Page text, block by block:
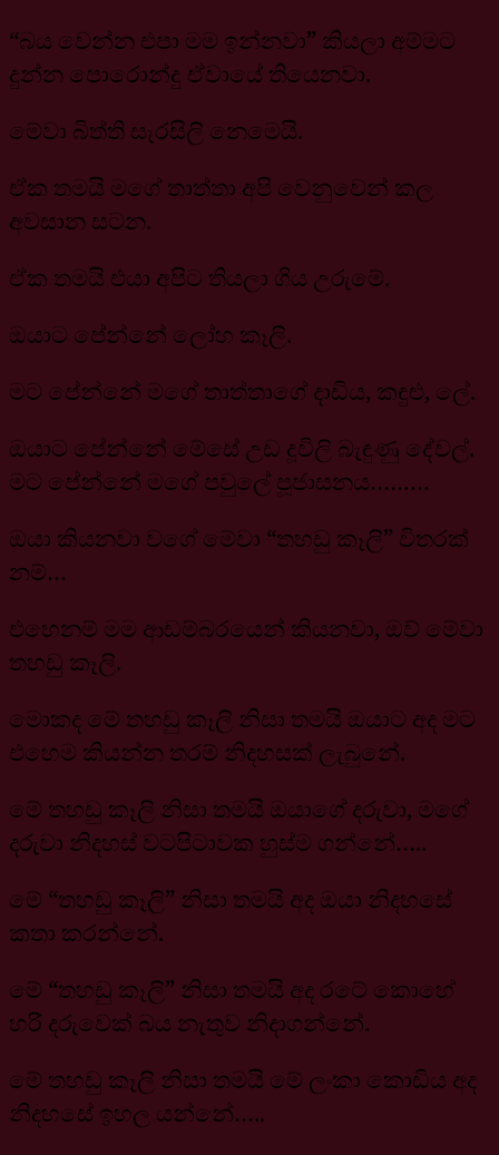
“බය වෙන්න එපා මම ඉන්නවා” කියලා අම්මට
දුන්න පොරොන්දු ඒවායේ තියෙනවා.
මේවා බිත්ති සැරසිලි නෙමෙයි.
ඒක තමයි මගේ තාත්තා අපි වෙනුවෙන් කල
අවසාන සටන.
ඒක තමයි එයා අපිට තියලා ගිය උරුමේ.
ඔයාට පේන්නේ ලෝහ කෑලි.
මට පේන්නේ මගේ තාත්තාගේ දාඩිය, කඳුළු, ලේ.
ඔයාට පේන්නේ මේසේ උඩ දූවිලි බැඳුණු දේවල්.
මට පේන්නේ මගේ පවුලේ පූජාසනය………
ඔයා කියනවා වගේ මේවා “තහඩු කෑලි” විතරක්
නම්…
එහෙනම් මම ආඩම්බරයෙන් කියනවා, ඔව් මේවා
තහඩු කෑලි.
මොකද මේ තහඩු කෑලි නිසා තමයි ඔයාට අද මට
එහෙම කියන්න තරම් නිදහසක් ලැබුනේ.
මේ තහඩු කෑලි නිසා තමයි ඔයාගේ දරුවා, මගේ
දරුවා නිදහස් වටපිටාවක හුස්ම ගන්නේ…..
මේ “තහඩු කෑලි” නිසා තමයි අද ඔයා නිදහසේ
කතා කරන්නේ.
මේ “තහඩු කෑලි” නිසා තමයි අද රටේ කොහේ
හරි දරුවෙක් බය නැතුව නිදාගන්නේ.
මේ තහඩු කෑලි නිසා තමයි මේ ලංකා කොඩිය අද
නිදහසේ ඉහල යන්නේ…..